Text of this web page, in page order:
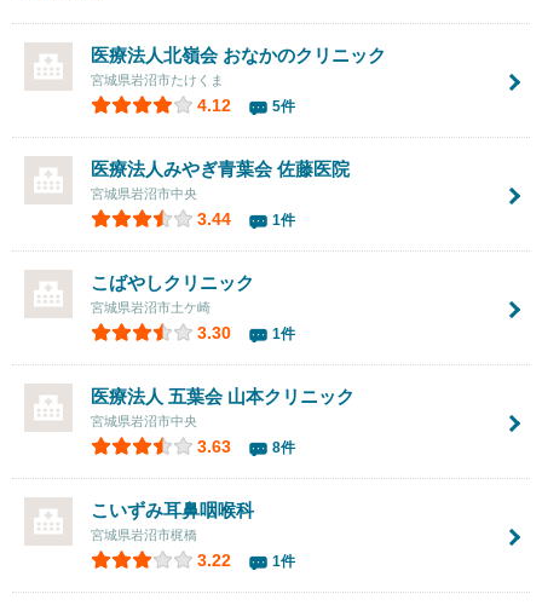
医療法人北嶺会 おなかのクリニック
宮城県岩沼市たけくま
4.12 5件
医療法人みやぎ青葉会佐藤医院
宮城県岩沼市中央
3.44 1件
こばやしクリニック
宮城県岩沼市土ケ崎
3.30 1件
医療法人 五葉会 山本クリニック
宮城県岩沼市中央
3.63 8件
こいずみ耳鼻咽喉科
宮城県岩沼市梶橋
3.22 1件